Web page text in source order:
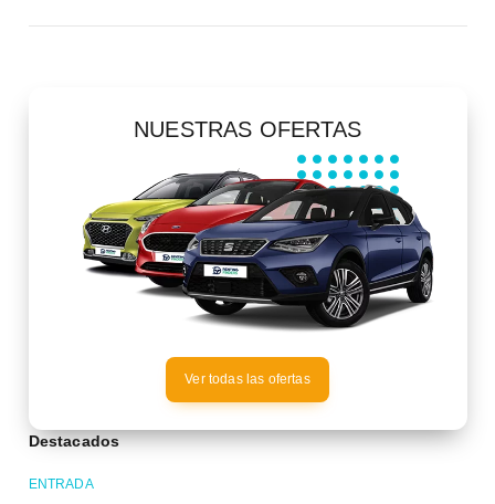
NUESTRAS OFERTAS
Ver todas las ofertas
Destacados
ENTRADA